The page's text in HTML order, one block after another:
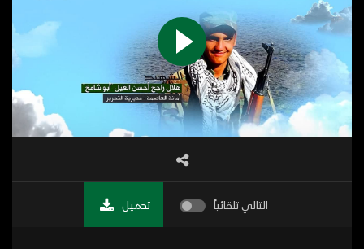
التالي تلقائياً تحميل